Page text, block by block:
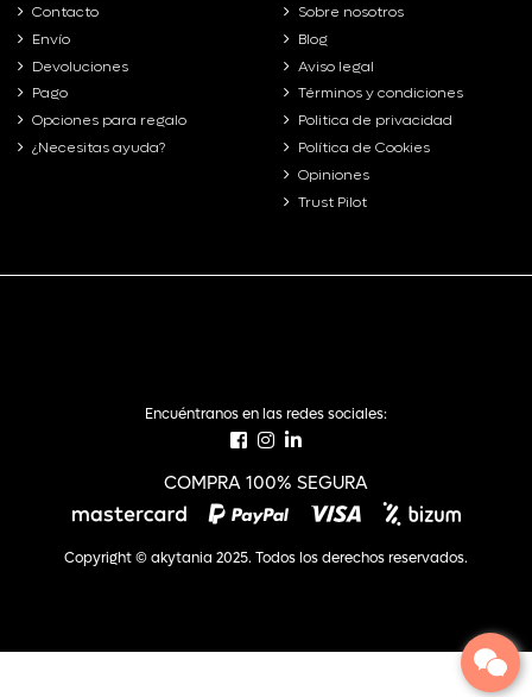
Contacto
Envío
Devoluciones
Pago
Opciones para regalo
¿Necesitas ayuda?
Sobre nosotros
Blog
Aviso legal
Términos y condiciones
Politica de privacidad
Política de Cookies
Opiniones
Trust Pilot
Encuéntranos en las redes sociales:
COMPRA 100% SEGURA
Copyright © akytania 2025. Todos los derechos reservados.